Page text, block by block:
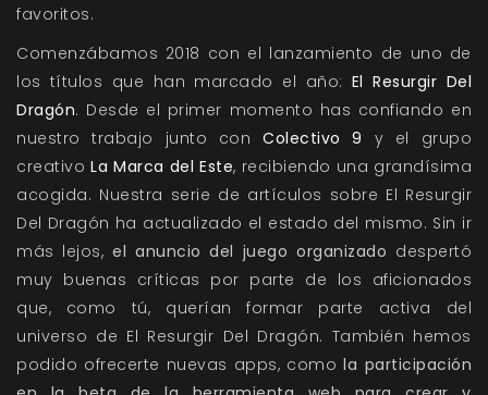
favoritos.
Comenzábamos 2018 con el lanzamiento de uno de
los títulos que han marcado el año: El Resurgir Del
Dragón. Desde el primer momento has confiando en
nuestro trabajo junto con Colectivo 9 y el grupo
creativo La Marca del Este, recibiendo una grandísima
acogida. Nuestra serie de artículos sobre El Resurgir
Del Dragón ha actualizado el estado del mismo. Sin ir
más lejos,el anuncio del juego organizado despertó
muy buenas críticas por parte de los aficionados
que, como tú, querían formar parte activa del
universo de El Resurgir Del Dragón. También hemos
podido ofrecerte nuevas apps, comola participación